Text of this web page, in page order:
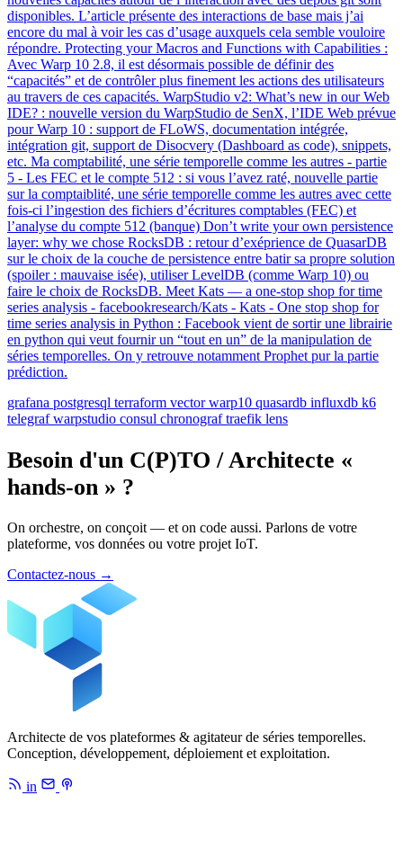
disponibles. L’article présente des interactions de base mais j’ai
encore du mal à voir les cas d’usage auxquels cela semble vouloire
répondre. Protecting your Macros and Functions with Capabilities :
Avec Warp 10 2.8, il est désormais possible de définir des
“capacités” et de contrôler plus finement les actions des utilisateurs
au travers de ces capacités. WarpStudio v2: What’s new in our Web
IDE? : nouvelle version du WarpStudio de SenX, l’IDE Web prévue
pour Warp 10 : support de FLoWS, documentation intégrée,
intégration git, support de Disocvery (Dashboard as code), snippets,
etc. Ma comptabilité, une série temporelle comme les autres - partie
5 - Les FEC et le compte 512 : si vous l’avez raté, nouvelle partie
sur la comptaiblité, une série temporelle comme les autres avec cette
fois-ci l’ingestion des fichiers d’écritures comptables (FEC) et
l’analyse du compte 512 (banque) Don’t write your own persistence
layer: why we chose RocksDB : retour d’exéprience de QuasarDB
sur le choix de la couche de persistence entre batir sa propre solution
(spoiler : mauvaise isée), utiliser LevelDB (comme Warp 10) ou
faire le choix de RocksDB. Meet Kats — a one-stop shop for time
series analysis - facebookresearch/Kats - Kats - One stop shop for
time series analysis in Python : Facebook vient de sortir une librairie
en python qui veut fournir un “tout en un” de la manipulation de
séries temporelles. On y retrouve notamment Prophet pur la partie
prédiction.
grafana postgresql terraform vector warp10 quasardb influxdb k6
telegraf warpstudio consul chronograf traefik lens
Besoin d'un C(P)TO / Architecte «
hands-on » ?
On orchestre, on conçoit — et on code aussi. Parlons de votre
plateforme, vos données ou votre projet IoT.
Contactez-nous →
Architecte de vos plateformes & agitateur de séries temporelles.
Conception, développement, déploiement et exploitation.
in